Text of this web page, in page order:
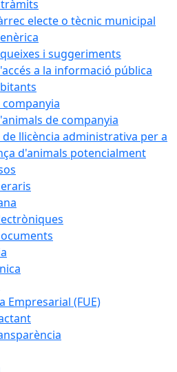
electe o tècnic municipal
i suggeriments
a la informació pública
de companyia
de llicència administrativa per a
d'animals potencialment
Empresarial (FUE)